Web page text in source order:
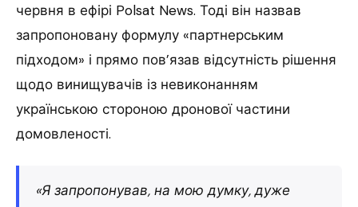
червня в ефірі Polsat News. Тоді він назвав
запропоновану формулу «партнерським
підходом» і прямо пов’язав відсутність рішення
щодо винищувачів із невиконанням
українською стороною дронової частини
домовленості.
«Я запропонував, на мою думку, дуже